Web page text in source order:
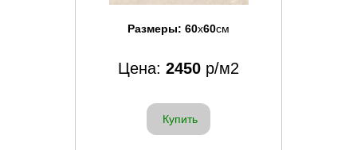
Размеры: 60x60см
Цена: 2450 р/м2
Купить